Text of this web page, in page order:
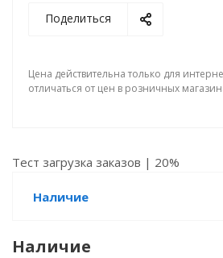
Поделиться
Цена действительна только для
отличаться от цен в розничных
Тест загрузка заказов | 20%
Наличие
Наличие